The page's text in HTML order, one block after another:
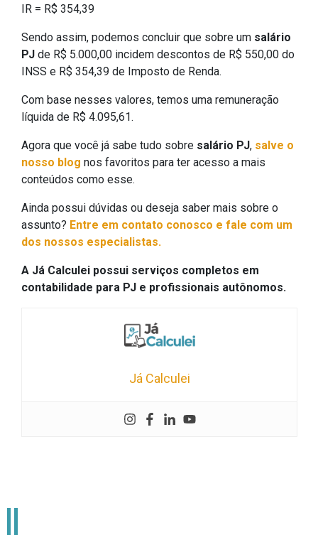
IR = R$ 354,39
Sendo assim, podemos concluir que sobre um salário
PJ de R$ 5.000,00 incidem descontos de R$ 550,00 do
INSS e R$ 354,39 de Imposto de Renda.
Com base nesses valores, temos uma remuneração
líquida de R$ 4.095,61.
Agora que você já sabe tudo sobre salário PJ, salve o
nosso blog nos favoritos para ter acesso a mais
conteúdos como esse.
Ainda possui dúvidas ou deseja saber mais sobre o
assunto? Entre em contato conosco e fale com um
dos nossos especialistas.
A Já Calculei possui serviços completos em
contabilidade para PJ e profissionais autônomos.
Já Calculei